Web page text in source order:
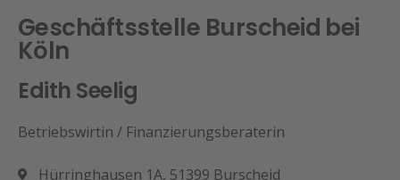
Geschäftsstelle Burscheid bei
Köln
Edith Seelig
Betriebswirtin / Finanzierungsberaterin
Hürringhausen 1A, 51399 Burscheid